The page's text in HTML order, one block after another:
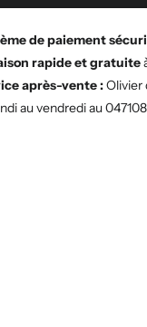
de paiement
rapide et gratuite
après-vente :Olivier
au vendredi au